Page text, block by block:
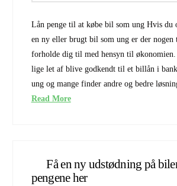
Lån penge til at købe bil som ung Hvis du
en ny eller brugt bil som ung er der nogen
forholde dig til med hensyn til
lige let af blive godkendt til et billån i
ung og mange finder andre og bedre
Read More
Få en ny udstødning på
pengene her